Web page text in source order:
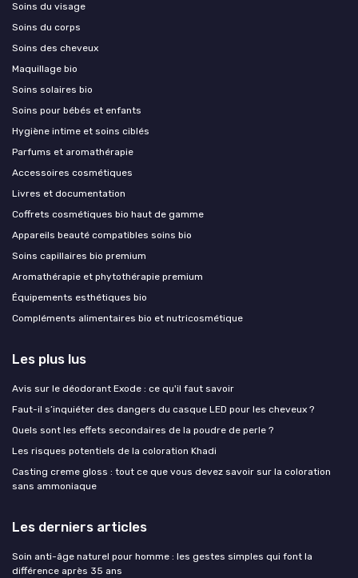
Soins du visage
Soins du corps
Soins des cheveux
Maquillage bio
Soins solaires bio
Soins pour bébés et enfants
Hygiène intime et soins ciblés
Parfums et aromathérapie
Accessoires cosmétiques
Livres et documentation
Coffrets cosmétiques bio haut de gamme
Appareils beauté compatibles soins bio
Soins capillaires bio premium
Aromathérapie et phytothérapie premium
Équipements esthétiques bio
Compléments alimentaires bio et nutricosmétique
Les plus lus
Avis sur le déodorant Exode : ce qu'il faut savoir
Faut-il s’inquiéter des dangers du casque LED pour les cheveux ?
Quels sont les effets secondaires de la poudre de perle ?
Les risques potentiels de la coloration Khadi
Casting creme gloss : tout ce que vous devez savoir sur la coloration
sans ammoniaque
Les derniers articles
Soin anti-âge naturel pour homme : les gestes simples qui font la
différence après 35 ans